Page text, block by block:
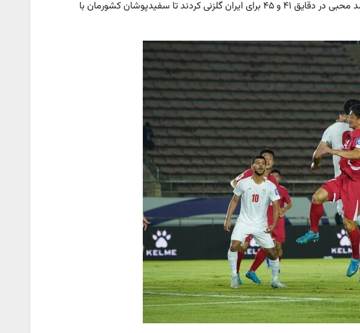
صفر ایران همراه باشد. مهدی قائدی در دقیقه ۲۹ و محمد محبی در دقایق ۴۱ و ۴۵ برای ایران گلزنی کردند تا سفیدپوشان کشورمان با